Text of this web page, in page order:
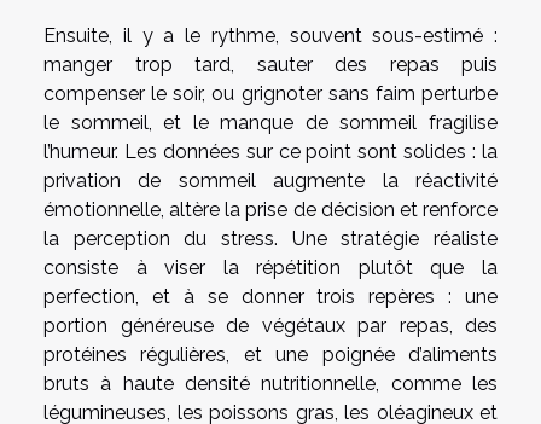
Ensuite, il y a le rythme, souvent sous-estimé :
manger trop tard, sauter des repas puis
compenser le soir, ou grignoter sans faim perturbe
le sommeil, et le manque de sommeil fragilise
l’humeur. Les données sur ce point sont solides : la
privation de sommeil augmente la réactivité
émotionnelle, altère la prise de décision et renforce
la perception du stress. Une stratégie réaliste
consiste à viser la répétition plutôt que la
perfection, et à se donner trois repères : une
portion généreuse de végétaux par repas, des
protéines régulières, et une poignée d’aliments
bruts à haute densité nutritionnelle, comme les
légumineuses, les poissons gras, les oléagineux et